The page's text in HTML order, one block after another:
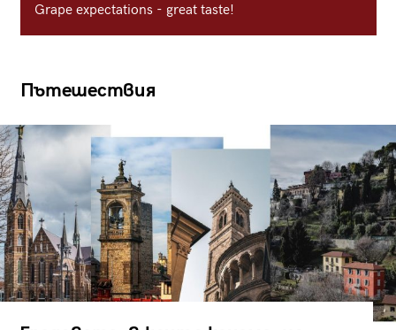
Grape expectations - great taste!
Пътешествия